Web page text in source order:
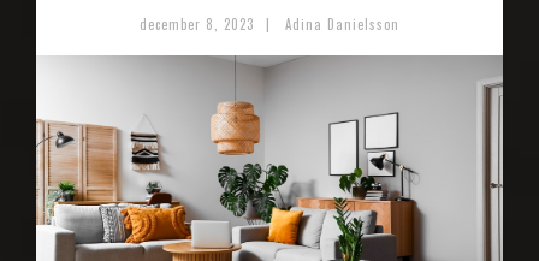
december 8, 2023 | Adina Danielsson